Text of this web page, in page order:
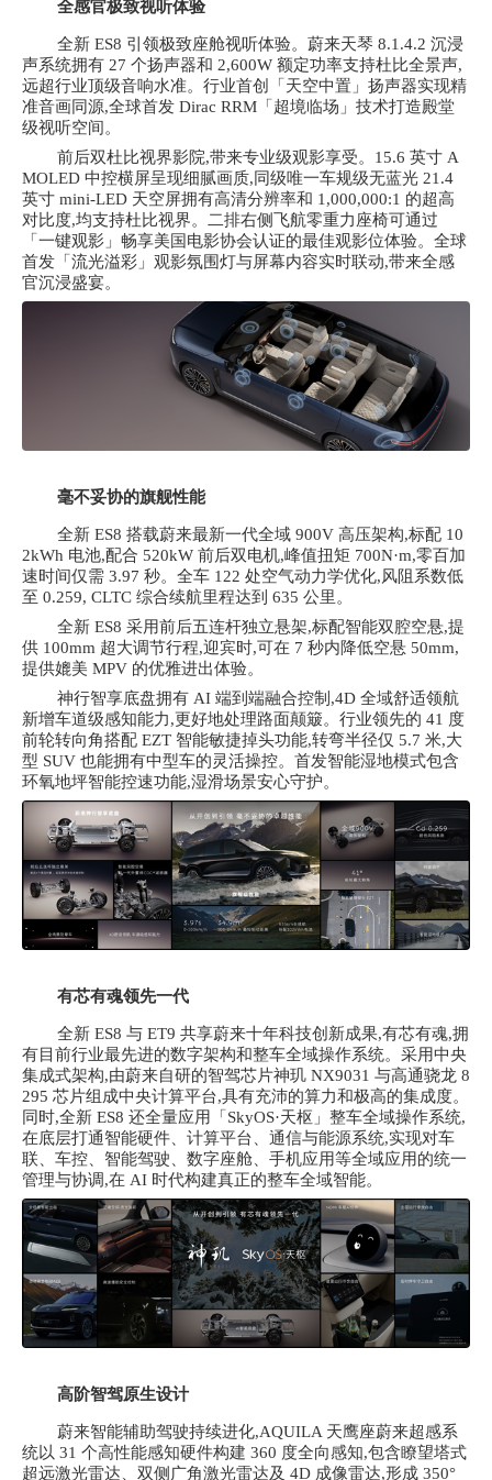
全感官极致视听体验
全新 ES8 引领极致座舱视听体验。蔚来天琴 8.1.4.2 沉浸
声系统拥有 27 个扬声器和 2,600W 额定功率支持杜比全景声,
远超行业顶级音响水准。行业首创「天空中置」扬声器实现精
准音画同源,全球首发 Dirac RRM「超境临场」技术打造殿堂
级视听空间。
前后双杜比视界影院,带来专业级观影享受。 15.6 英寸 A
MOLED 中控横屏呈现细腻画质,同级唯一车规级无蓝光 21.4
英寸 mini-LED 天空屏拥有高清分辨率和 1,000,000:1 的超高
对比度,均支持杜比视界。二排右侧飞航零重力座椅可通过
「一键观影」畅享美国电影协会认证的最佳观影位体验。全球
首发「流光溢彩」观影氛围灯与屏幕内容实时联动,带来全感
官沉浸盛宴。
毫不妥协的旗舰性能
全新 ES8 搭载蔚来最新一代全域 900V 高压架构,标配 10
2kWh 电池,配合 520kW 前后双电机,峰值扭矩 700N·m,零百加
速时间仅需 3.97 秒。全车 122 处空气动力学优化,风阻系数低
至 0.259, CLTC 综合续航里程达到 635 公里。
全新 ES8 采用前后五连杆独立悬架,标配智能双腔空悬,提
供 100mm 超大调节行程,迎宾时,可在 7 秒内降低空悬 50mm,
提供媲美 MPV 的优雅进出体验。
神行智享底盘拥有 AI 端到端融合控制,4D 全域舒适领航
新增车道级感知能力,更好地处理路面颠簸。行业领先的 41 度
前轮转向角搭配 EZT 智能敏捷掉头功能,转弯半径仅 5.7 米,大
型 SUV 也能拥有中型车的灵活操控。首发智能湿地模式包含
环氧地坪智能控速功能,湿滑场景安心守护。
有芯有魂领先一代
全新 ES8 与 ET9 共享蔚来十年科技创新成果,有芯有魂,拥
有目前行业最先进的数字架构和整车全域操作系统。采用中央
集成式架构,由蔚来自研的智驾芯片神玑 NX9031 与高通骁龙 8
295 芯片组成中央计算平台,具有充沛的算力和极高的集成度。
同时,全新 ES8 还全量应用「SkyOS·天枢」整车全域操作系统,
在底层打通智能硬件、计算平台、通信与能源系统,实现对车
联、车控、智能驾驶、数字座舱、手机应用等全域应用的统一
管理与协调,在 AI 时代构建真正的整车全域智能。
高阶智驾原生设计
蔚来智能辅助驾驶持续进化,AQUILA 天鹰座蔚来超感系
统以 31 个高性能感知硬件构建 360 度全向感知,包含瞭望塔式
超远激光雷达、双侧广角激光雷达及 4D 成像雷达,形成 350°